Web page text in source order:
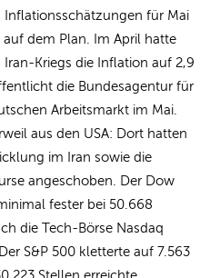
Inflationsschätzungen für Mai
dem Plan. Im April hatte
Kriegs die Inflation auf 2,9
die Bundesagentur für
Arbeitsmarkt im Mai.
aus den USA: Dort hatten
im Iran sowie die
angeschoben. Der Dow
fester bei 50.668
die Tech-Börse Nasdaq
S&P 500 kletterte auf 7.563
Stellen erreichte.